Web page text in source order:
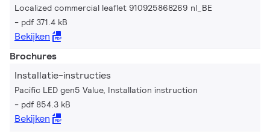
Localized commercial leaflet 910925868269 nl_BE
pdf 371.4 kB
Bekijken
Brochures
Installatie-instructies
Pacific LED gen5 Value, Installation instruction
pdf 854.3 kB
Bekijken